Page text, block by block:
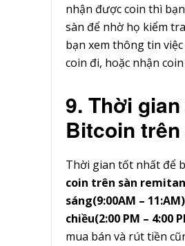
nhận được coin thì
sàn để nhờ họ kiểm
bạn xem thông tin
coin đi, hoặc nhận coin
9. Thời
Bitcoin trên
Thời gian tốt nhất để
coin trên sàn
sáng(9:00AM – 11:AM)
chiều(2:00 PM – 4:00
mua bán và rút tiền